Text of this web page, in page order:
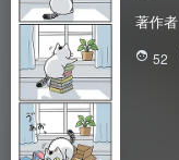
著作者
face 52